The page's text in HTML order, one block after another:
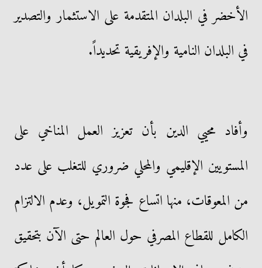
الأخضر في البلدان المتقدمة على الاستثمار والتصدير
في البلدان النامية والإفريقية تحديداً.
وأفاد محيي الدين بأن تعزيز العمل المناخي على
المستويين الإقليمي والمحلي ضروري للتغلب على عدد
من المعوقات، منها اتساع فجوة التمويل، وعدم الالتزام
الكامل للقطاع المصرفي حول العالم حتى الآن بتحقيق